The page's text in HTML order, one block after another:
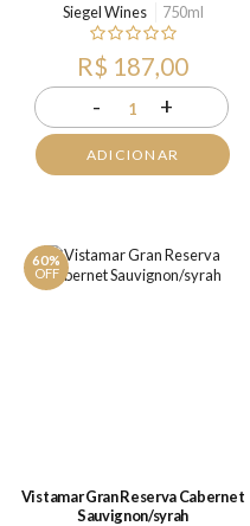
Siegel Wines
750ml
R$ 187,00
- 1 +
ADICIONAR
60%
OFF
Vistamar Gran Reserva Cabernet
Sauvignon/syrah